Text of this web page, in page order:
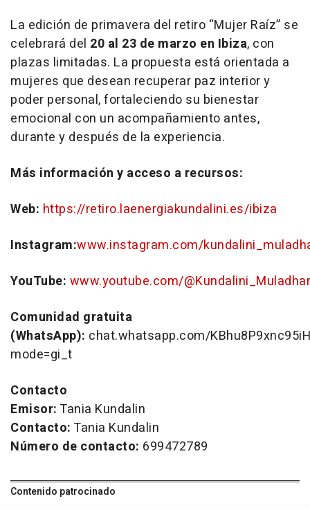
La edición de primavera del retiro “Mujer Raíz” se
celebrará del 20 al 23 de marzo en Ibiza, con
plazas limitadas. La propuesta está orientada a
mujeres que desean recuperar paz interior y
poder personal, fortaleciendo su bienestar
emocional con un acompañamiento antes,
durante y después de la experiencia.
Más información y acceso a recursos:
Web: https://retiro.laenergiakundalini.es/ibiza
Instagram:www.instagram.com/
YouTube: www.youtube.com/
Comunidad gratuita
(WhatsApp): chat.whatsapp.com/
mode=gi_t
Contacto
Emisor: Tania Kundalin
Contacto: Tania Kundalin
Número de contacto: 699472789
Contenido patrocinado